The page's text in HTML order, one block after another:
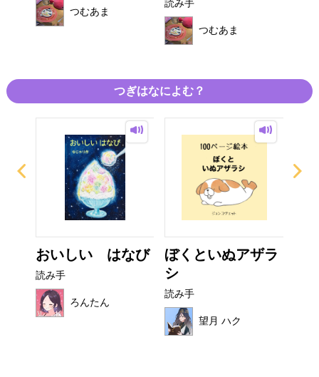
つむあま
読み手
つむあま
つぎはなによむ？
おいしい はなび
読み手
ろんたん
ぼくといぬアザラ
シ
読み手
望月 ハク